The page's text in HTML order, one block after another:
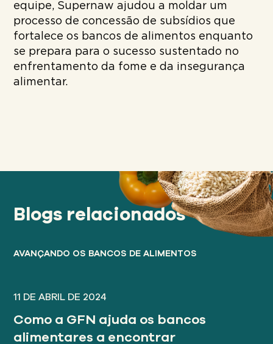
equipe, Supernaw ajudou a moldar um
processo de concessão de subsídios que
fortalece os bancos de alimentos enquanto
se prepara para o sucesso sustentado no
enfrentamento da fome e da insegurança
alimentar.
Blogs relacionados
AVANÇANDO OS BANCOS DE ALIMENTOS
11 DE ABRIL DE 2024
Como a GFN ajuda os bancos
alimentares a encontrar